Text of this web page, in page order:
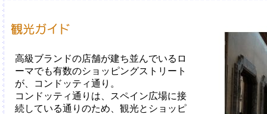
高級ブランドの店舗が建ち並んでいるロ
ーマでも有数のショッピングストリート
が、コンドッティ通り。
コンドッティ通りは、スペイン広場に接
続している通りのため、観光とショッピ